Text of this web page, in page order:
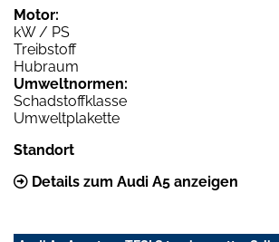
Motor:
kW / PS
Treibstoff
Hubraum
Umweltnormen:
Schadstoffklasse
Umweltplakette
Standort
Details zum Audi A5 anzeigen